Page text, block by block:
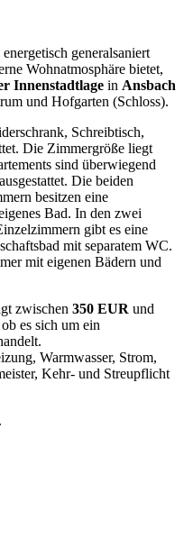
generalsaniert
Wohnatmosphäre bietet,
Innenstadtlage in Ansbach
und Hofgarten (Schloss).
Schreibtisch,
Die Zimmergröße liegt
sind überwiegend
Die beiden
besitzen eine
Bad. In den zwei
gibt es eine
mit separatem WC.
mit eigenen Bädern und
zwischen 350 EUR und
es sich um ein
Warmwasser, Strom,
Kehr- und Streupflicht